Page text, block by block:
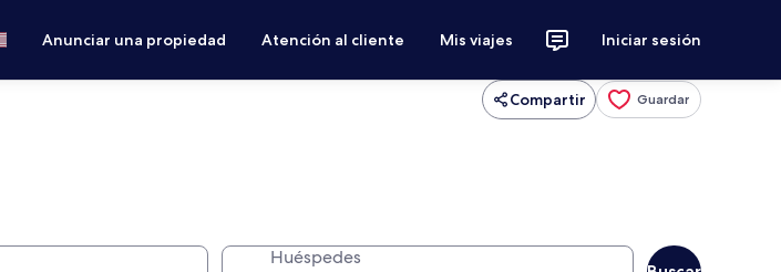
Anunciar una propiedad Atención al cliente Mis viajes Iniciar sesión
Compartir Guardar
Huéspedes